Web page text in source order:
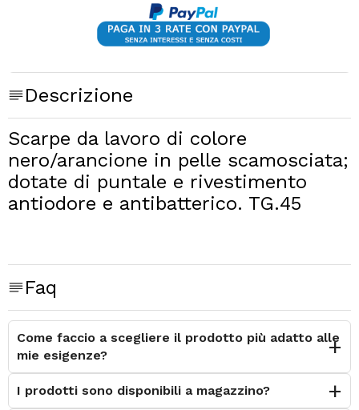
Descrizione
Scarpe da lavoro di colore
nero/arancione in pelle scamosciata;
dotate di puntale e rivestimento
antiodore e antibatterico. TG.45
Faq
Come faccio a scegliere il prodotto più adatto alle
mie esigenze?
I prodotti sono disponibili a magazzino?